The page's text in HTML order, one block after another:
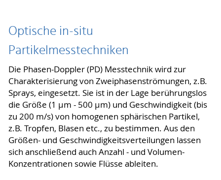
Optische in-situ
Partikelmesstechniken
Die Phasen-Doppler (PD) Messtechnik wird zur
Charakterisierung von Zweiphasenströmungen, z.B.
Sprays, eingesetzt. Sie ist in der Lage berührungslos
die Größe (1 µm - 500 µm) und Geschwindigkeit (bis
zu 200 m/s) von homogenen sphärischen Partikel,
z.B. Tropfen, Blasen etc., zu bestimmen. Aus den
Größen- und Geschwindigkeitsverteilungen lassen
sich anschließend auch Anzahl - und Volumen-
Konzentrationen sowie Flüsse ableiten.